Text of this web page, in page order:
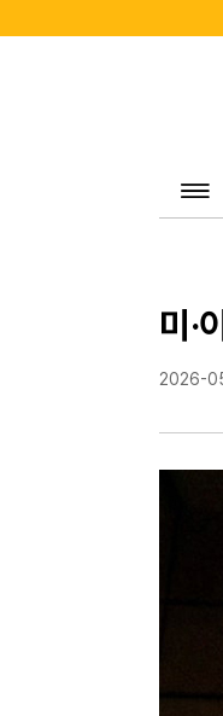
사
미·
2026-